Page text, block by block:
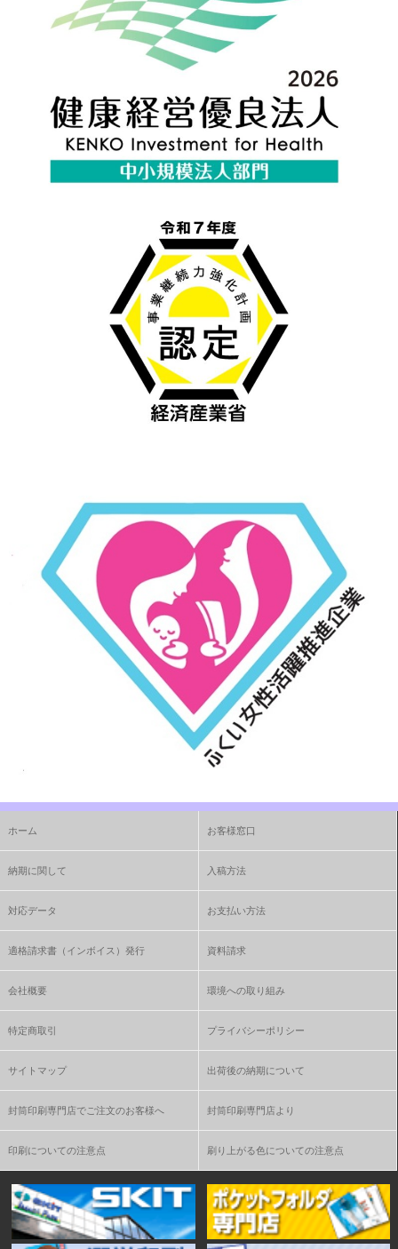
ホーム お客様窓口
納期に関して 入稿方法
対応データ お支払い方法
適格請求書（インボイス）発行 資料請求
会社概要 環境への取り組み
特定商取引 プライバシーポリシー
サイトマップ 出荷後の納期について
封筒印刷専門店でご注文のお客様へ 封筒印刷専門店より
印刷についての注意点 刷り上がる色についての注意点